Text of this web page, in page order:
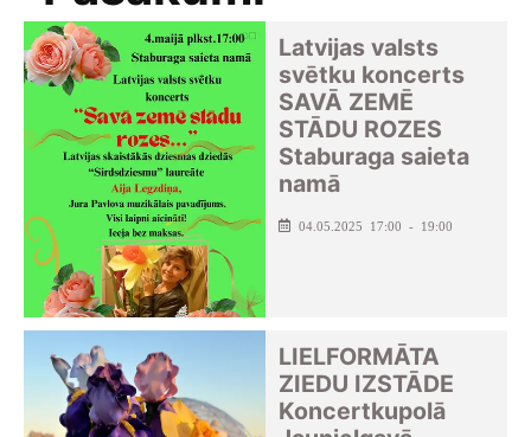
Latvijas valsts
svētku koncerts
SAVĀ ZEMĒ
STĀDU ROZES
Staburaga saieta
namā
04.05.2025 17:00 - 19:00
LIELFORMĀTA
ZIEDU IZSTĀDE
Koncertkupolā